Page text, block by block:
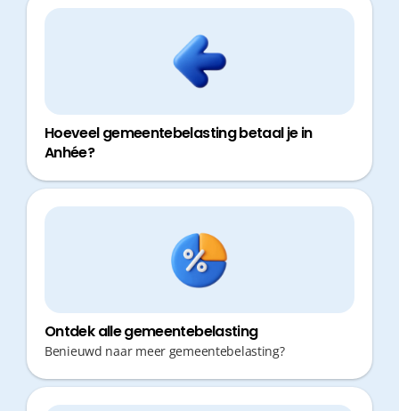
Hoeveel gemeentebelasting betaal je in
Anhée?
Ontdek alle gemeentebelasting
Benieuwd naar meer gemeentebelasting?